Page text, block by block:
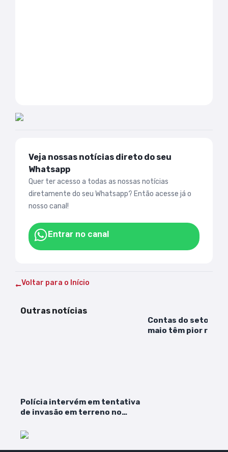
Veja nossas notícias direto do seu
Whatsapp
Quer ter acesso a todas as nossas notícias
diretamente do seu Whatsapp? Então acesse já o
nosso canal!
Entrar no canal
Voltar para o Início
Outras notícias
Polícia intervém em tentativa
de invasão em terreno no
Contas do setor
maio têm pior